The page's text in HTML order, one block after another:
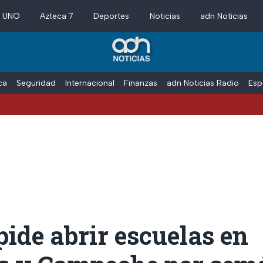
Azteca 7 Deportes Noticias adn Noticias
Seguridad Internacional Finanzas adn Noticias Radio
abrir escuelas en